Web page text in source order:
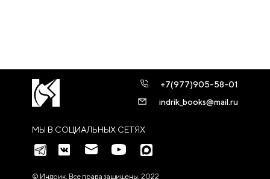
МЫ В СОЦИАЛЬНЫХ СЕТЯХ
+7(977)905-58-01
indrik_books@mail.ru
© Индрик. Все права защищены, 2022